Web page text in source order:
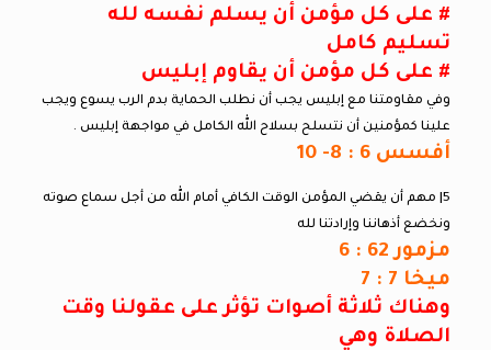
# على كل مؤمن أن يسلم نفسه لله
تسليم كامل
# على كل مؤمن أن يقاوم إبليس
وفي مقاومتنا مع إبليس يجب أن نطلب الحماية بدم الرب يسوع ويجب
علينا كمؤمنين أن نتسلح بسلاح الله الكامل في مواجهة إبليس .
أفسس 6 : 8- 10
5| مهم أن يقضي المؤمن الوقت الكافي أمام الله من أجل سماع صوته
ونخضع أذهاننا وإرادتنا لله
مزمور 62 : 6
ميخا 7 : 7
وهناك ثلاثة أصوات تؤثر على عقولنا وقت
الصلاة وهي